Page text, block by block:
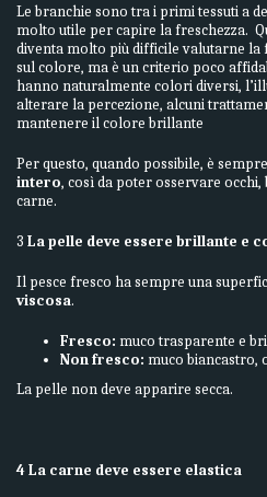
Le branchie sono tra i primi tessuti a
molto utile per capire la freschezza.
diventa molto più difficile valutarne la
sul colore, ma è un criterio poco
hanno naturalmente colori diversi,
alterare la percezione, alcuni
mantenere il colore brillante
Per questo, quando possibile, è
intero, così da poter osservare
carne.
3 La pelle deve essere brillante e
Il pesce fresco ha sempre una
viscosa.
Fresco: muco trasparente e
Non fresco: muco biancastro,
La pelle non deve apparire secca.
4 La carne deve essere elastica